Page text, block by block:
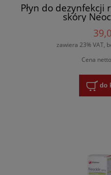
Płyn do dezynfekcji
skóry
zawiera 23% VAT,
Cena
do